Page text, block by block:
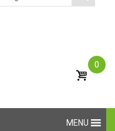
0
MENU